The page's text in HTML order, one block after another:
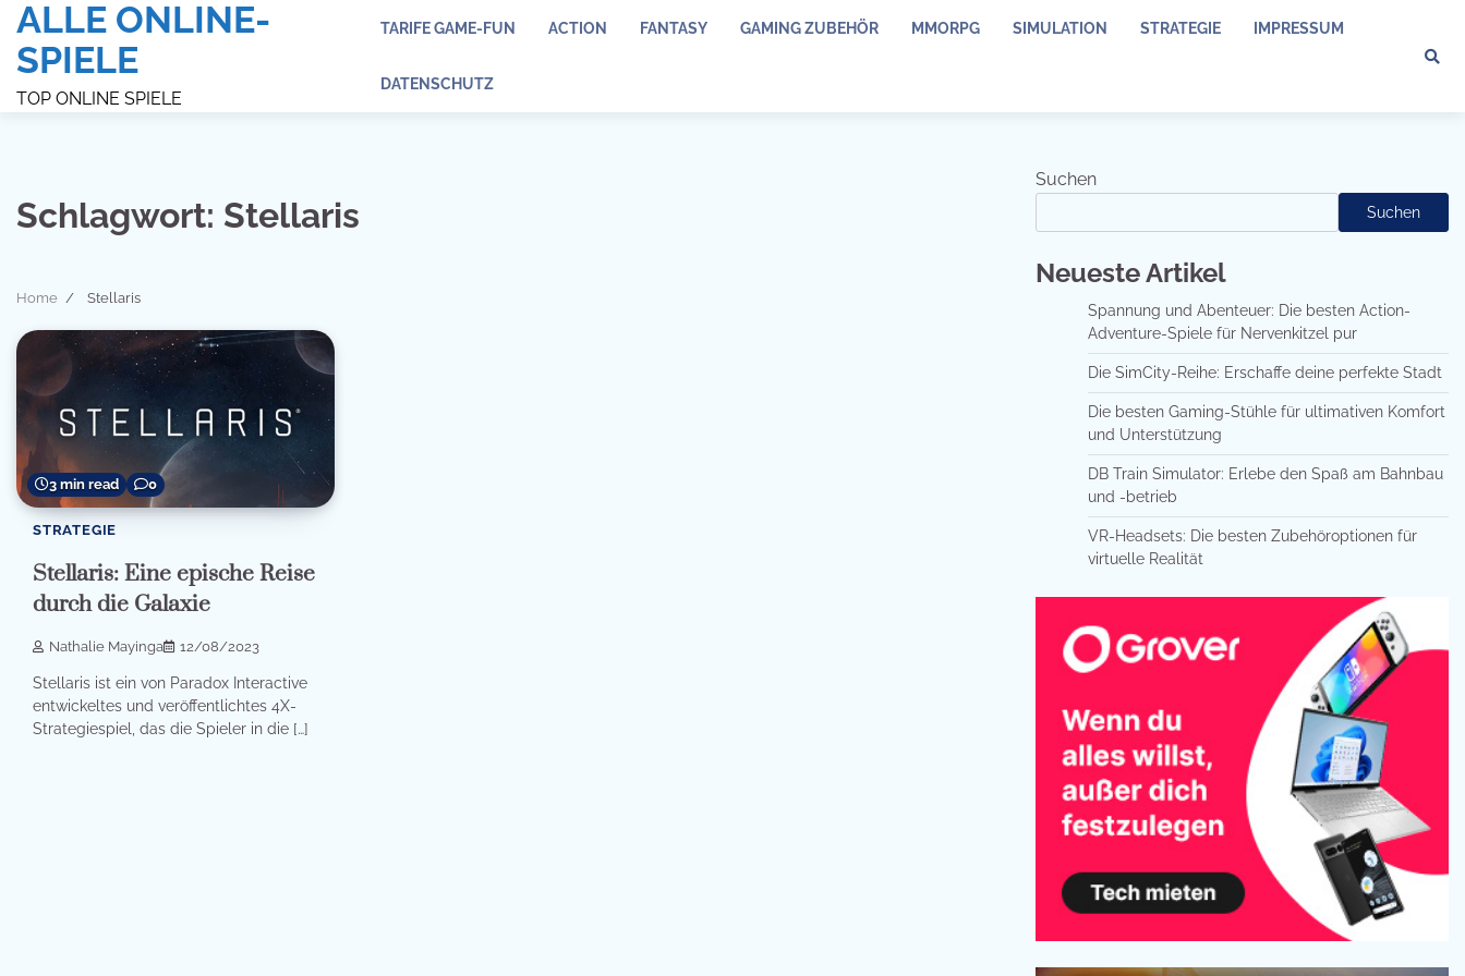
Skip
content
ALLE ONLINE-
SPIELE
TOP ONLINE SPIELE
TARIFE GAME-FUN ACTION FANTASY GAMING ZUBEHÖR MMORPG SIMULATION STRATEGIE IMPRESSUM
DATENSCHUTZ
Schlagwort: Stellaris
Home Stellaris
3 min read 0
STRATEGIE
Stellaris: Eine epische Reise
durch die Galaxie
Nathalie Mayinga 12/08/2023
Stellaris ist ein von Paradox Interactive
entwickeltes und veröffentlichtes 4X-
Strategiespiel, das die Spieler in die […]
Suchen
Suchen
Neueste Artikel
Spannung und Abenteuer: Die besten Action-
Adventure-Spiele für Nervenkitzel pur
Die SimCity-Reihe: Erschaffe deine perfekte Stadt
Die besten Gaming-Stühle für ultimativen Komfort
und Unterstützung
DB Train Simulator: Erlebe den Spaß am Bahnbau
und -betrieb
VR-Headsets: Die besten Zubehöroptionen für
virtuelle Realität